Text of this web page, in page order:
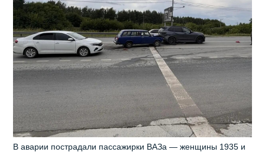
В аварии пострадали пассажирки ВАЗа — женщины 1935 и